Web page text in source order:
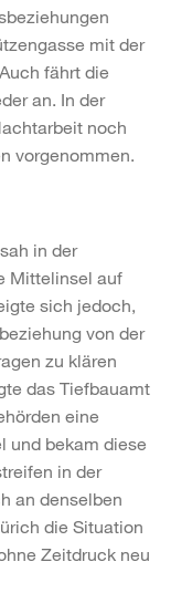
mit der
fährt die
an. In der
noch
vorgenommen.
in der
Mittelinsel auf
sich jedoch,
von der
zu klären
das Tiefbauamt
eine
und bekam diese
in der
an denselben
die Situation
Zeitdruck neu